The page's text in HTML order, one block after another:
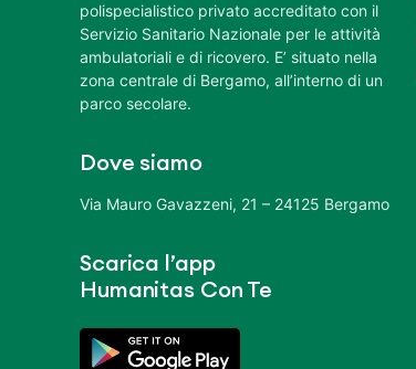
polispecialistico privato accreditato con il
Servizio Sanitario Nazionale per le attività
ambulatoriali e di ricovero. E’ situato nella
zona centrale di Bergamo, all’interno di un
parco secolare.
Dove siamo
Via Mauro Gavazzeni, 21 – 24125 Bergamo
Scarica l’app
Humanitas Con Te